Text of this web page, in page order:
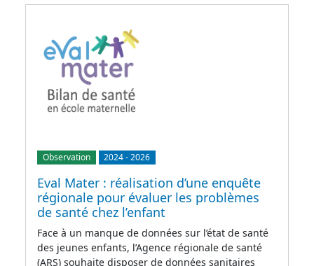
Observation 2024-2026
Eval Mater : réalisation d’une enquête
régionale pour évaluer les problèmes
de santé chez l’enfant
Face à un manque de données sur l’état de santé
des jeunes enfants, l’Agence régionale de santé
(ARS) souhaite disposer de données sanitaires